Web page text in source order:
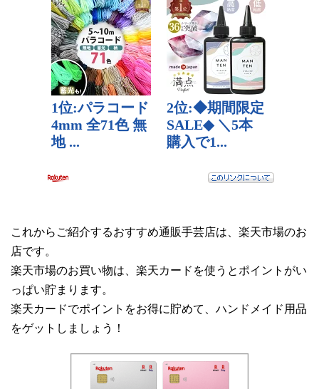
これからご紹介するおすすめ通販手芸店は、楽天市場のお
店です。
楽天市場のお買い物は、楽天カードを使うとポイントがい
っぱい貯まります。
楽天カードでポイントをお得に貯めて、ハンドメイド用品
をゲットしましょう！